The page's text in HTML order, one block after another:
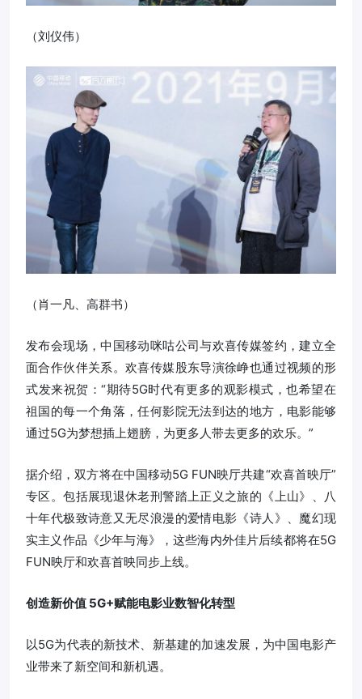
（刘仪伟）
（肖一凡、高群书）
发布会现场，中国移动咪咕公司与欢喜传媒签约，建立全
面合作伙伴关系。欢喜传媒股东导演徐峥也通过视频的形
式发来祝贺：“期待5G时代有更多的观影模式，也希望在
祖国的每一个角落，任何影院无法到达的地方，电影能够
通过5G为梦想插上翅膀，为更多人带去更多的欢乐。”
据介绍，双方将在中国移动5G FUN映厅共建“欢喜首映厅”
专区。包括展现退休老刑警踏上正义之旅的《上山》、八
十年代极致诗意又无尽浪漫的爱情电影《诗人》、魔幻现
实主义作品《少年与海》，这些海内外佳片后续都将在5G
FUN映厅和欢喜首映同步上线。
创造新价值 5G+赋能电影业数智化转型
以5G为代表的新技术、新基建的加速发展，为中国电影产
业带来了新空间和新机遇。